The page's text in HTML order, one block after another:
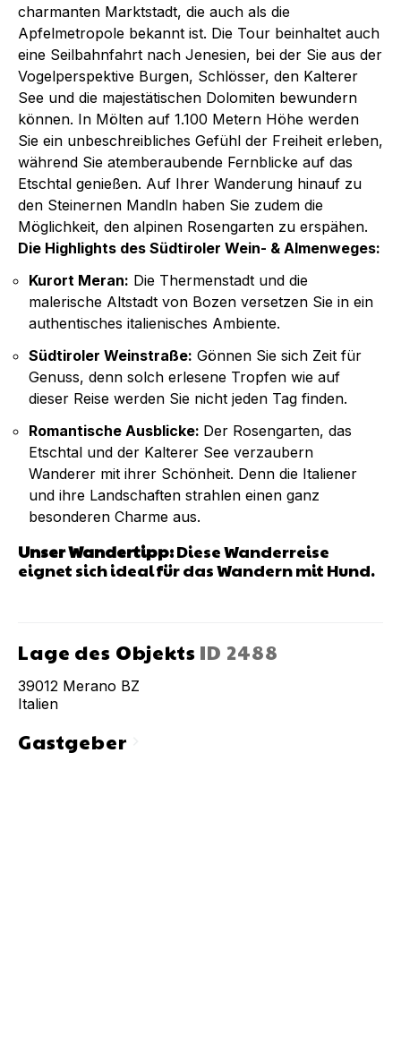
charmanten Marktstadt, die auch als die
Apfelmetropole bekannt ist. Die Tour beinhaltet auch
eine Seilbahnfahrt nach Jenesien, bei der Sie aus der
Vogelperspektive Burgen, Schlösser, den Kalterer
See und die majestätischen Dolomiten bewundern
können. In Mölten auf 1.100 Metern Höhe werden
Sie ein unbeschreibliches Gefühl der Freiheit erleben,
während Sie atemberaubende Fernblicke auf das
Etschtal genießen. Auf Ihrer Wanderung hinauf zu
den Steinernen Mandln haben Sie zudem die
Möglichkeit, den alpinen Rosengarten zu erspähen.
Die Highlights des Südtiroler Wein- & Almenweges:
Kurort Meran: Die Thermenstadt und die
malerische Altstadt von Bozen versetzen Sie in ein
authentisches italienisches Ambiente.
Südtiroler Weinstraße: Gönnen Sie sich Zeit für
Genuss, denn solch erlesene Tropfen wie auf
dieser Reise werden Sie nicht jeden Tag finden.
Romantische Ausblicke: Der Rosengarten, das
Etschtal und der Kalterer See verzaubern
Wanderer mit ihrer Schönheit. Denn die Italiener
und ihre Landschaften strahlen einen ganz
besonderen Charme aus.
Unser Wandertipp:Diese Wanderreise
eignet sich ideal für das Wandern mit Hund.
Lage des Objekts ID 2488
39012 Merano BZ
Italien
Gastgeberchevron_right